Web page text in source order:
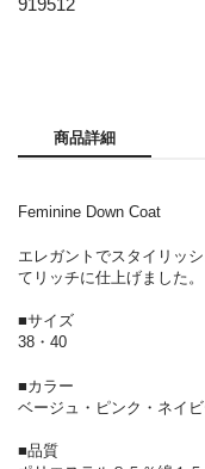
919512
商品詳細
Feminine Down Coat
エレガントでスタイリッ
てリッチに仕上げました。
■サイズ
38・40
■カラー
ベージュ・ピンク・ネイ
■品質